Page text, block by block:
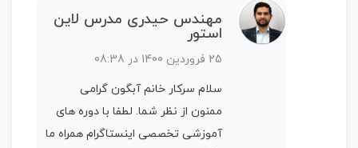
مهندس حیدری مدرس لاین
استور
25 فروردین 1400 در 08:38
سلام سرکار خانم آبگون گرامی
ممنون از نظر شما. لطفا با دوره های
آموزشی تخصصی اینستاگرام همراه ما